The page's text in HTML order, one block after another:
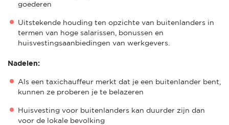
goederen
Uitstekende houding ten opzichte van buitenlanders in
termen van hoge salarissen, bonussen en
huisvestingsaanbiedingen van werkgevers.
Nadelen:
Als een taxichauffeur merkt dat je een buitenlander bent,
kunnen ze proberen je te belazeren
Huisvesting voor buitenlanders kan duurder zijn dan
voor de lokale bevolking